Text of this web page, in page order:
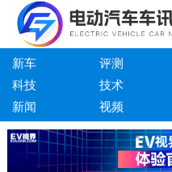
新车 评测
科技
技术
新闻
视频